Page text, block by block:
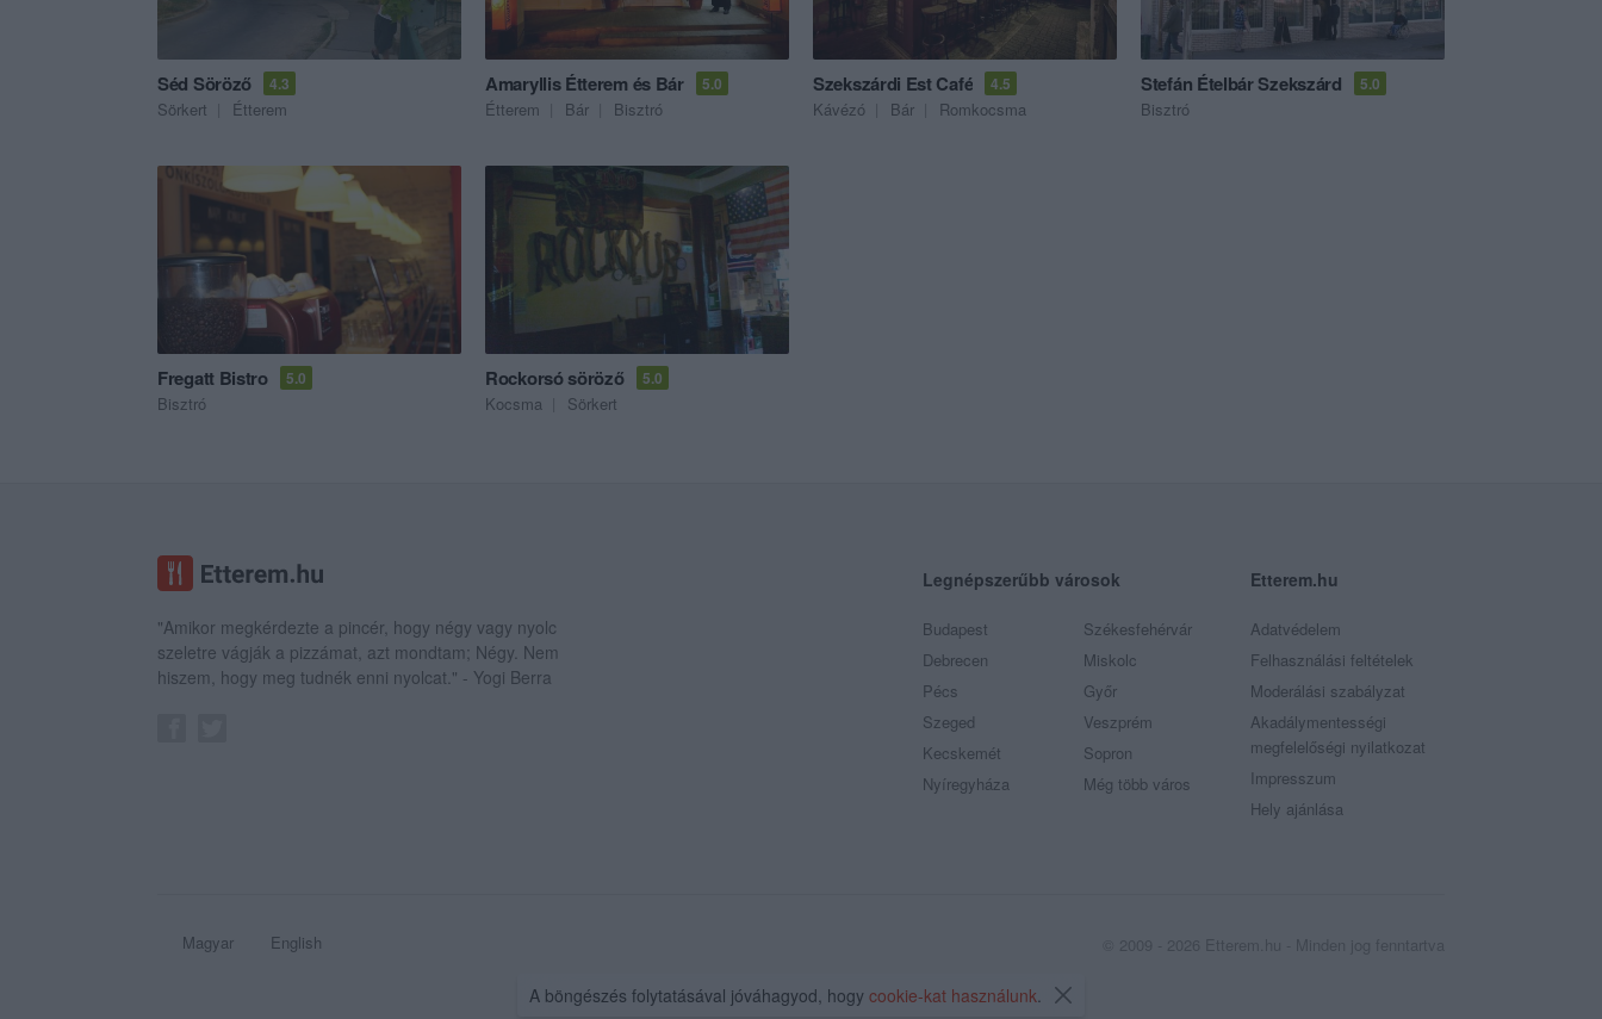
Séd Söröző 4.3
Sörkert Étterem
Amaryllis Étterem és Bár 5.0
Étterem Bár Bisztró
Szekszárdi Est Café 4.5
Kávézó Bár Romkocsma
Stefán Ételbár Szekszárd 5.0
Bisztró
Fregatt Bistro 5.0
Bisztró
Rockorsó söröző 5.0
Kocsma Sörkert
"Amikor megkérdezte a pincér, hogy négy vagy nyolc
szeletre vágják a pizzámat, azt mondtam; Négy. Nem
hiszem, hogy meg tudnék enni nyolcat." - Yogi Berra
Legnépszerűbb városok
Budapest
Debrecen
Pécs
Szeged
Kecskemét
Nyíregyháza
Székesfehérvár
Miskolc
Győr
Veszprém
Sopron
Még több város
Etterem.hu
Adatvédelem
Felhasználási feltételek
Moderálási szabályzat
Akadálymentességi
megfelelőségi nyilatkozat
Impresszum
Hely ajánlása
Magyar English
A böngészés folytatásával jóváhagyod, hogy cookie-kat használunk.